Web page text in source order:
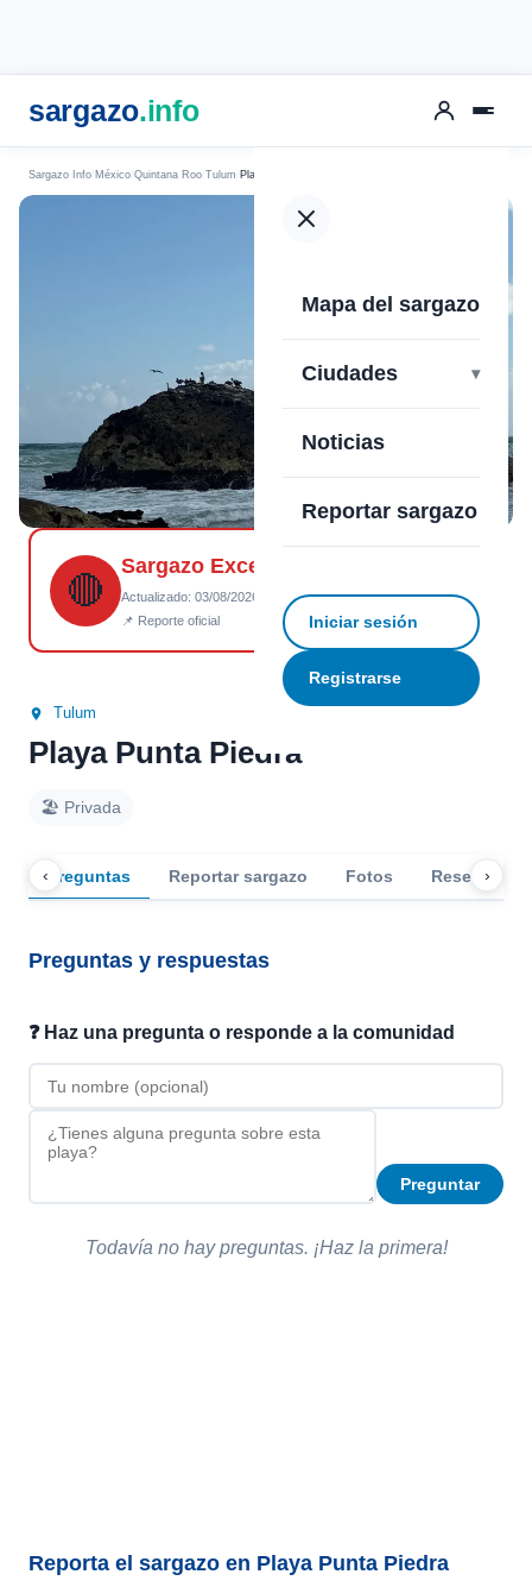
sargazo.info
Mapa del sargazo
Ciudades
Noticias
Reportar sargazo
Iniciar sesión
Registrarse
Sargazo Info México Quintana Roo Tulum Playa Punta Piedra
🔴
Sargazo Excesivo
Actualizado: 03/08/2026 18:10
📌 Reporte oficial
Tulum
Playa Punta Piedra
🏖️ Privada
‹ Preguntas Reportar sargazo Fotos Reseñas
›
Preguntas y respuestas
❓ Haz una pregunta o responde a la comunidad
Preguntar
Todavía no hay preguntas. ¡Haz la primera!
Reporta el sargazo en Playa Punta Piedra